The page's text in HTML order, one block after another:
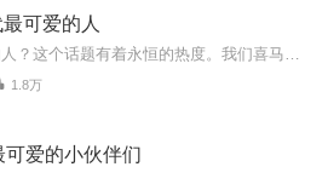
可爱的人
1.8万
可爱的小伙伴们